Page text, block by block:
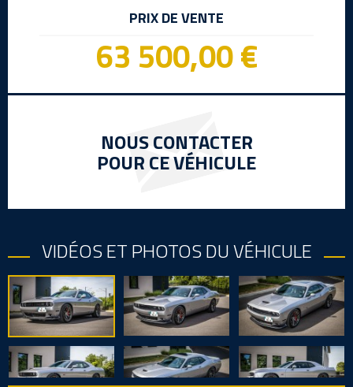
PRIX DE VENTE
63 500,00 €
NOUS CONTACTER
POUR CE VÉHICULE
VIDÉOS ET PHOTOS DU VÉHICULE